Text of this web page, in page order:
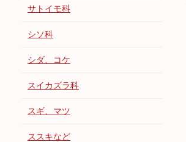
サトイモ科
シソ科
シダ、コケ
スイカズラ科
スギ、マツ
ススキなど